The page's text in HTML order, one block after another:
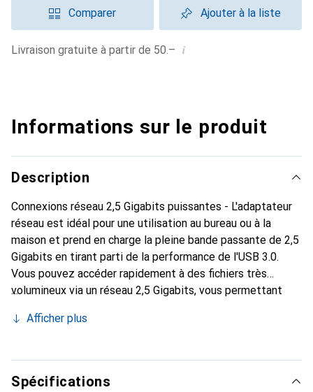
Comparer Ajouter à la liste
Livraison gratuite à partir de 50.– i
Informations sur le produit
Description
Connexions réseau 2,5 Gigabits puissantes - L'adaptateur
réseau est idéal pour une utilisation au bureau ou à la
maison et prend en charge la pleine bande passante de 2,5
Gigabits en tirant parti de la performance de l'USB 3.0.
Vous pouvez accéder rapidement à des fichiers très
volumineux via un réseau 2,5 Gigabits, vous permettant
Afficher plus
Spécifications